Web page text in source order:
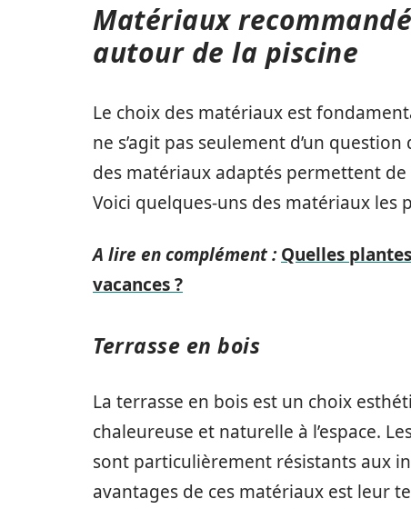
Matériaux
autour de la piscine
Le choix des matériaux est
ne s’agit pas seulement d’un
des matériaux adaptés permettent de
Voici quelques-uns des matériaux les
A lire en complément : Quelles
vacances ?
Terrasse en bois
La terrasse en bois est un choix
chaleureuse et naturelle à l’espace.
sont particulièrement résistants aux
avantages de ces matériaux est leur